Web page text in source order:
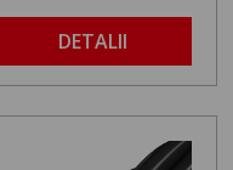
DETALII